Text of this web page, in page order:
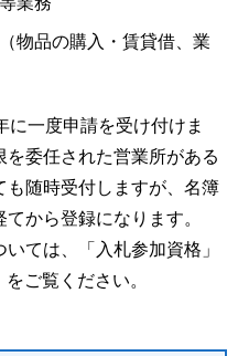
物品の購入・賃貸借、業
一度申請を受け付けま
委任された営業所がある
随時受付しますが、名簿
から登録になります。
ては、「入札参加資格」
ご覧ください。